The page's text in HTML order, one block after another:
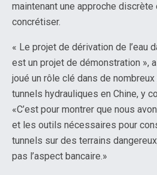
maintenant une approche
concrétiser.
« Le projet de dérivation de l’eau
est un projet de démonstration »,
joué un rôle clé dans de
tunnels hydrauliques en Chine, y
«C’est pour montrer que nous
et les outils nécessaires pour
tunnels sur des terrains
pas l’aspect bancaire.»